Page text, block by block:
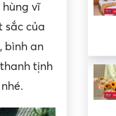
vĩ
sắc của
bình an
tịnh